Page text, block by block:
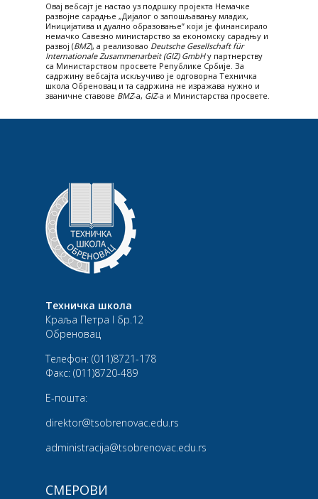
Овај вебсајт je настао уз подршку пројекта Немачке
развојне сарадње „Дијалог о запошљавању младих,
Иницијатива и дуално образовање” који је финансирало
немачко Савезно министарство за економску сарадњу и
развој (BMZ), а реализовао Deutsche Gesellschaft für
Internationale Zusammenarbeit (GIZ) GmbHу партнерству
са Министарством просвете Републике Србије. За
садржину вебсајта искључиво је одговорна Техничка
школа Обреновац и та садржина не изражава нужно и
званичне ставове BMZ-а, GIZ-a и Министарства просвете.
Техничка школа
Краља Петра I бр.12
Обреновац
Телефон: (011)8721-178
Факс: (011)8720-489
Е-пошта:
direktor@tsobrenovac.edu.rs
administracija@tsobrenovac.edu.rs
СМЕРОВИ